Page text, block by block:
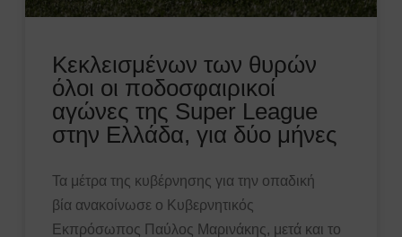
Κεκλεισμένων των θυρών
όλοι οι ποδοσφαιρικοί
αγώνες της Super League
στην Ελλάδα, για δύο μήνες
Τα μέτρα της κυβέρνησης για την οπαδική
βία ανακοίνωσε ο Κυβερνητικός
Εκπρόσωπος Παύλος Μαρινάκης, μετά και το